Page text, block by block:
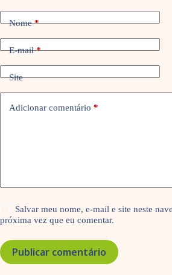
Nome*
E-mail*
Site
Adicionar comentário *
Salvar meu nome, e-mail e site neste
próxima vez que eu comentar.
Publicar comentário